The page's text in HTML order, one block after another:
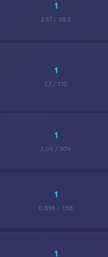
1
2,57 / 38,5
1
7,7 / 770
1
3,04 / 304
1
0,896 / 7,68
1